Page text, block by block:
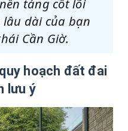
tảng cốt lõi
dài của bạn
Cần Giờ.
hoạch đất đai
lưu ý